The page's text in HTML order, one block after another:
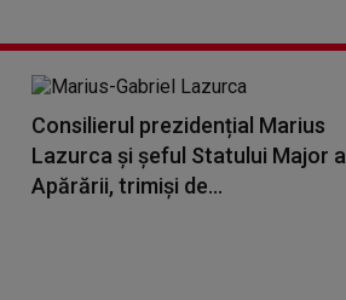
Consilierul prezidențial Marius
Lazurca și șeful Statului Major al
Apărării, trimiși de...